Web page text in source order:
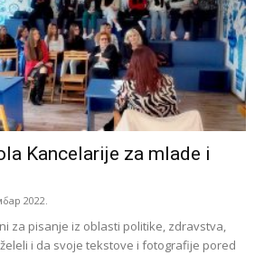
Kancelarije za mlade i
2022.
za pisanje iz oblasti politike, zdravstva,
i da svoje tekstove i fotografije pored